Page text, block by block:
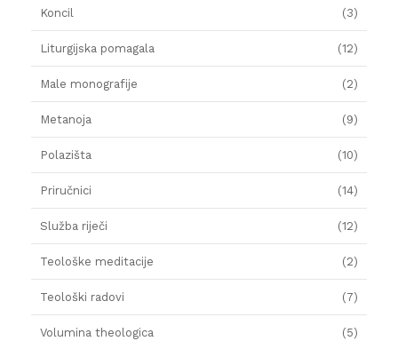
Koncil (3)
Liturgijska pomagala (12)
Male monografije (2)
Metanoja (9)
Polazišta (10)
Priručnici (14)
Služba riječi (12)
Teološke meditacije (2)
Teološki radovi (7)
Volumina theologica (5)